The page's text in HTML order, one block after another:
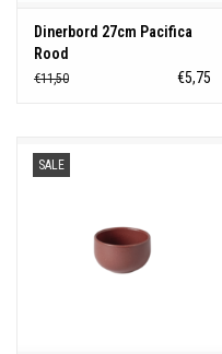
Dinerbord 27cm Pacifica
Rood
€11,50 €5,75
SALE